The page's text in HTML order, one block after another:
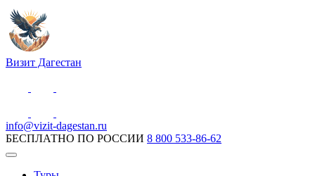
Визит Дагестан
info@vizit-dagestan.ru
БЕСПЛАТНО ПО РОССИИ 8 800 533-86-62